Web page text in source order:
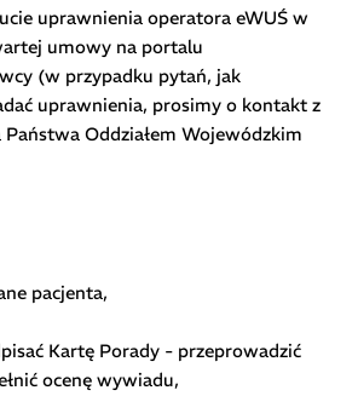
uprawnienia operatora eWUŚ w
umowy na portalu
(w przypadku pytań, jak
uprawnienia, prosimy o kontakt z
Państwa Oddziałem Wojewódzkim
pacjenta,
Kartę Porady - przeprowadzić
ocenę wywiadu,